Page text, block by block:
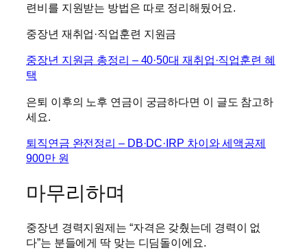
련비를 지원받는 방법은 따로 정리해뒀어요.
중장년 재취업·직업훈련 지원금
중장년 지원금 총정리 – 40·50대 재취업·직업훈련 혜
택
은퇴 이후의 노후 연금이 궁금하다면 이 글도 참고하
세요.
퇴직연금 완전정리 – DB·DC·IRP 차이와 세액공제
900만 원
마무리하며
중장년 경력지원제는 “자격은 갖췄는데 경력이 없
다”는 분들에게 딱 맞는 디딤돌이에요.